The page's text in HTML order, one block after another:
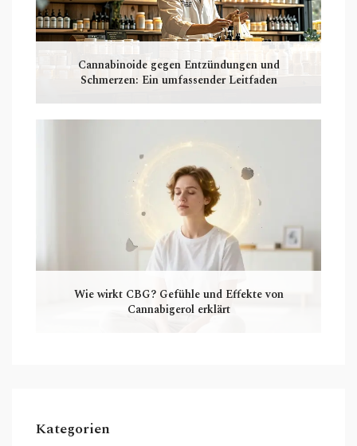
Cannabinoide gegen Entzündungen und
Schmerzen: Ein umfassender Leitfaden
Wie wirkt CBG? Gefühle und Effekte von
Cannabigerol erklärt
Kategorien